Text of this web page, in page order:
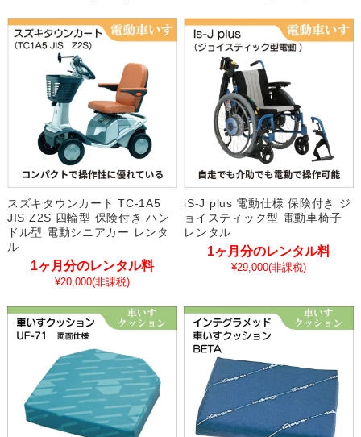
スズキタウンカート TC-1A5
JIS Z2S 四輪型 保険付き ハン
ドル型 電動シニアカー レンタ
ル
1ヶ月分のレンタル料
¥20,000(非課税)
iS-J plus 電動仕様 保険付き ジ
ョイスティック型 電動車椅子
レンタル
1ヶ月分のレンタル料
¥29,000(非課税)